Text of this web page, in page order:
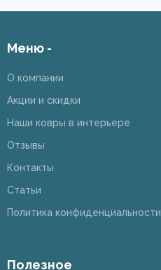
Меню -
О компании
Акции и скидки
Наши ковры в интерьере
Отзывы
Контакты
Статьи
Политика конфиденциальности
Полезное